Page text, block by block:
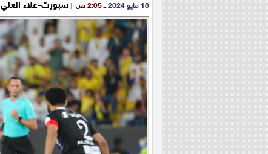
18 مايو 2024 ــ 2:05 ص | سبورت-علاء العلي